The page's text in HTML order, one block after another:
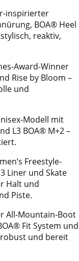
inspirierter
BOA® Heel
reaktiv,
Award-Winner
Rise by Bloom –
und
Modell mit
L3 BOA® M+2 –
Freestyle-
Liner und Skate
Halt und
Piste.
All-Mountain-Boot
Fit System und
und bereit